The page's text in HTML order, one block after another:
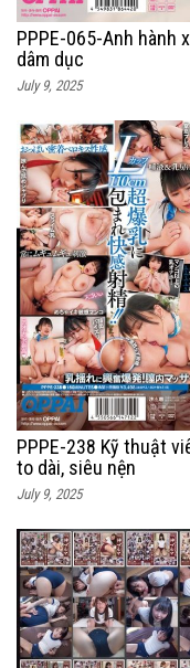
PPPE-065-Anh hành
dâm dục
July 9, 2025
PPPE-238 Kỹ thuật
to dài, siêu nện
July 9, 2025